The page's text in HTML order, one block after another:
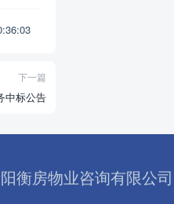
下一篇
中标公告
衡房物业咨询有限公司